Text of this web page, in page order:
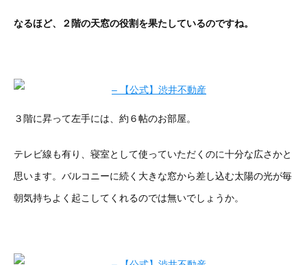
なるほど、２階の天窓の役割を果たしているのですね。
３階に昇って左手には、約６帖のお部屋。
テレビ線も有り、寝室として使っていただくのに十分な広さかと
思います。バルコニーに続く大きな窓から差し込む太陽の光が毎
朝気持ちよく起こしてくれるのでは無いでしょうか。